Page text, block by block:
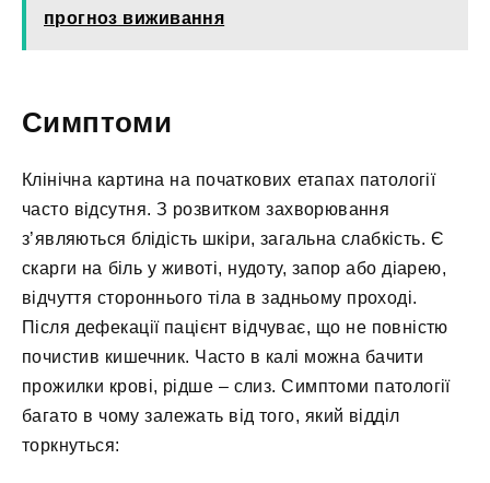
прогноз виживання
Симптоми
Клінічна картина на початкових етапах патології
часто відсутня. З розвитком захворювання
з’являються блідість шкіри, загальна слабкість. Є
скарги на біль у животі, нудоту, запор або діарею,
відчуття стороннього тіла в задньому проході.
Після дефекації пацієнт відчуває, що не повністю
почистив кишечник. Часто в калі можна бачити
прожилки крові, рідше – слиз. Симптоми патології
багато в чому залежать від того, який відділ
торкнуться: